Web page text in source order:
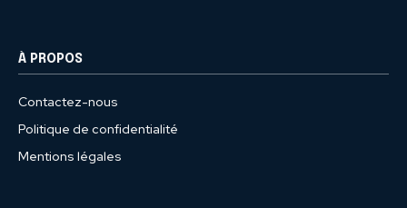
À PROPOS
Contactez-nous
Politique de confidentialité
Mentions légales